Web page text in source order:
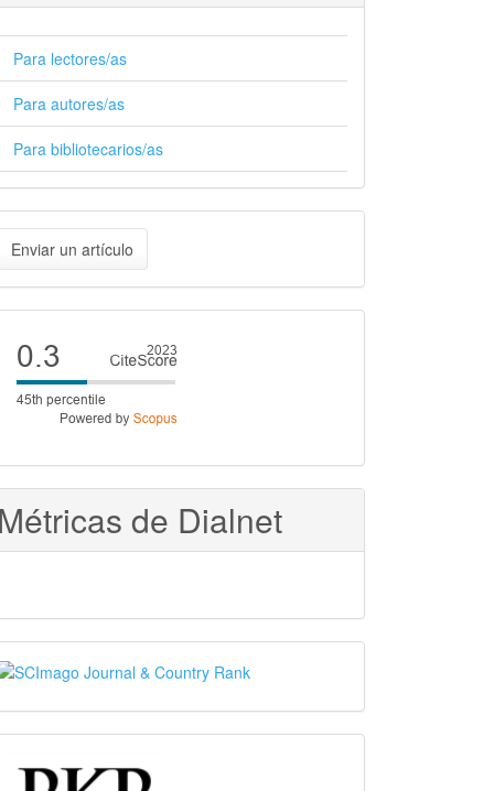
Para lectores/as
Para autores/as
Para bibliotecarios/as
Enviar un artículo
de Dialnet